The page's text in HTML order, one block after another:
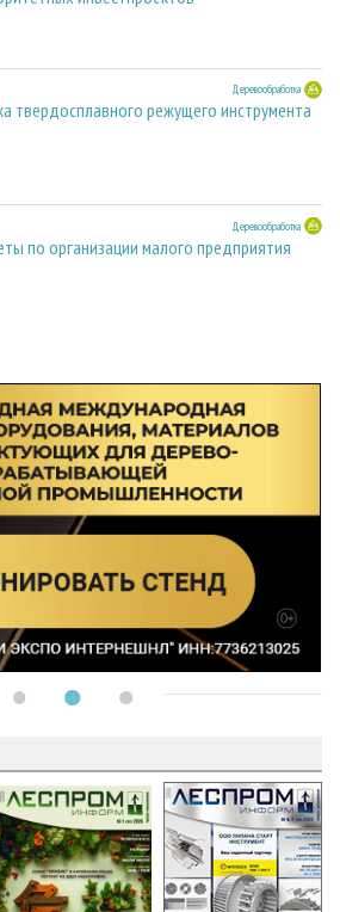
Деревообработка
твердосплавного режущего инструмента
Деревообработка
по организации малого предприятия